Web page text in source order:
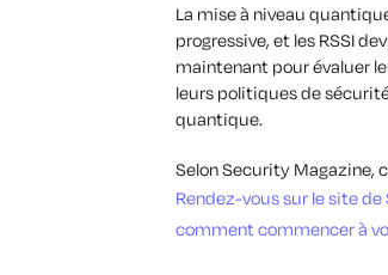
La mise à niveau
progressive, et les RSSI
maintenant pour évaluer
leurs politiques de
quantique.
Selon Security Magazine,
Rendez-vous sur le site
comment commencer à